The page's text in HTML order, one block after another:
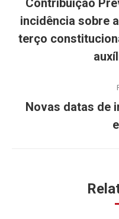
post:
Contribuição
incidência sobre
terço
Novas datas de